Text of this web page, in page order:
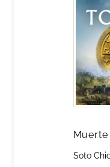
Muerte
Soto